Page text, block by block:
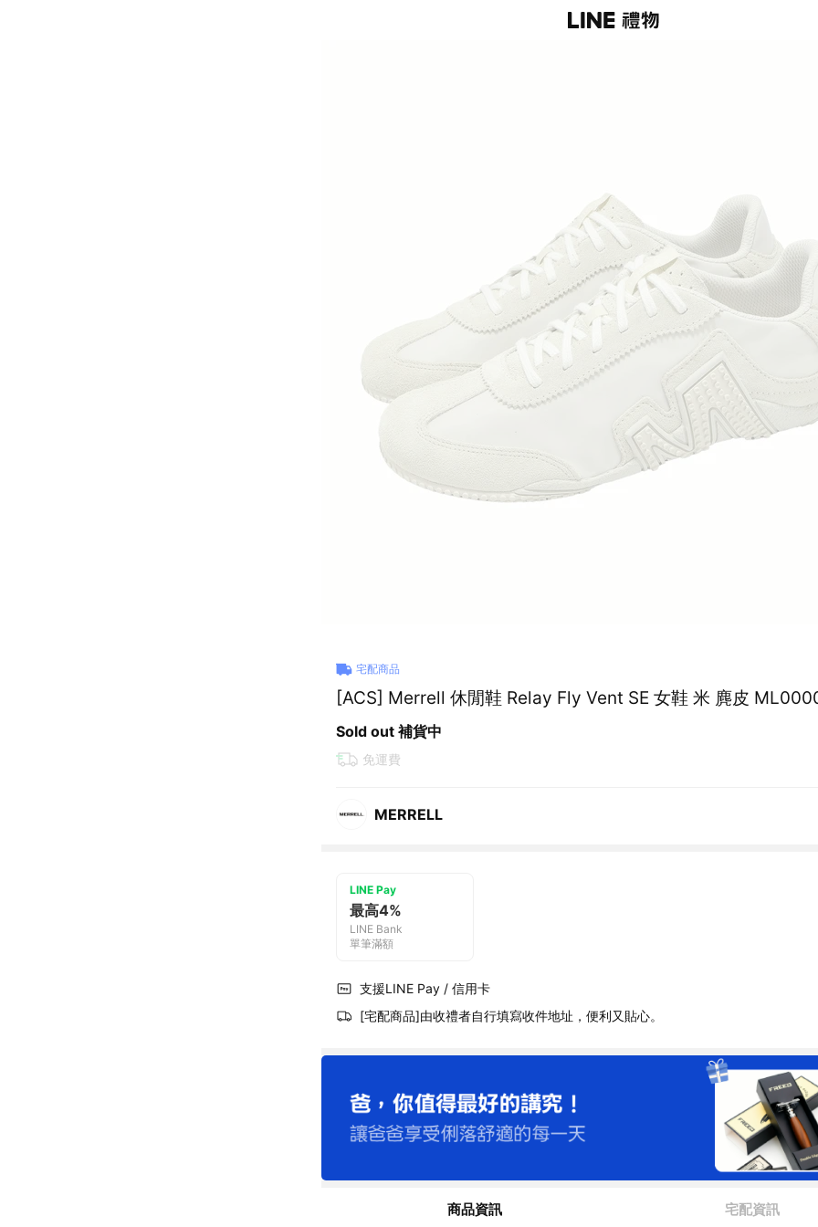
宅配商品
[ACS] Merrell 休閒鞋 Relay Fly Vent SE 女鞋 米 麂皮
Sold out 補貨中
免運費
MERRELL
LINE Pay
最高4%
LINE Bank
單筆滿額
支援LINE Pay / 信用卡
[宅配商品]由收禮者自行填寫收件地址，便利又貼心。
商品資訊 宅配資訊